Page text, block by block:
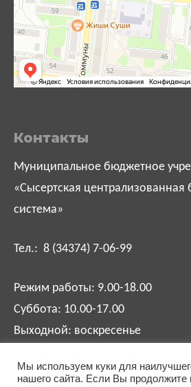
Контакты
Муниципальное бюджетное
«Сысертская централизованная
система»
Тел.: 8 (34374) 7-06-99
Режим работы: 9.00-18.00
Суббота: 10.00-17.00
Выходной: воскресенье
biblsysert@mail.ru
Мы используем куки для
нашего сайта. Если Вы продолжите